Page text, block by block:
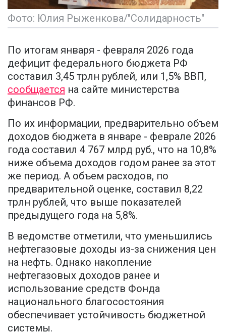
Фото: Юлия Рыженкова/"Солидарность"
По итогам января - февраля 2026 года
дефицит федерального бюджета РФ
составил 3,45 трлн рублей, или 1,5% ВВП,
сообщается на сайте министерства
финансов РФ.
По их информации, предварительно объем
доходов бюджета в январе - феврале 2026
года составил 4 767 млрд руб., что на 10,8%
ниже объема доходов годом ранее за этот
же период. А объем расходов, по
предварительной оценке, составил 8,22
трлн рублей, что выше показателей
предыдущего года на 5,8%.
В ведомстве отметили, что уменьшились
нефтегазовые доходы из-за снижения цен
на нефть. Однако накопление
нефтегазовых доходов ранее и
использование средств Фонда
национального благосостояния
обеспечивает устойчивость бюджетной
системы.